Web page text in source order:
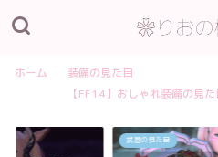
ホーム
装備の見た目
【FF14】おしゃれ装備の見
武器の見た目